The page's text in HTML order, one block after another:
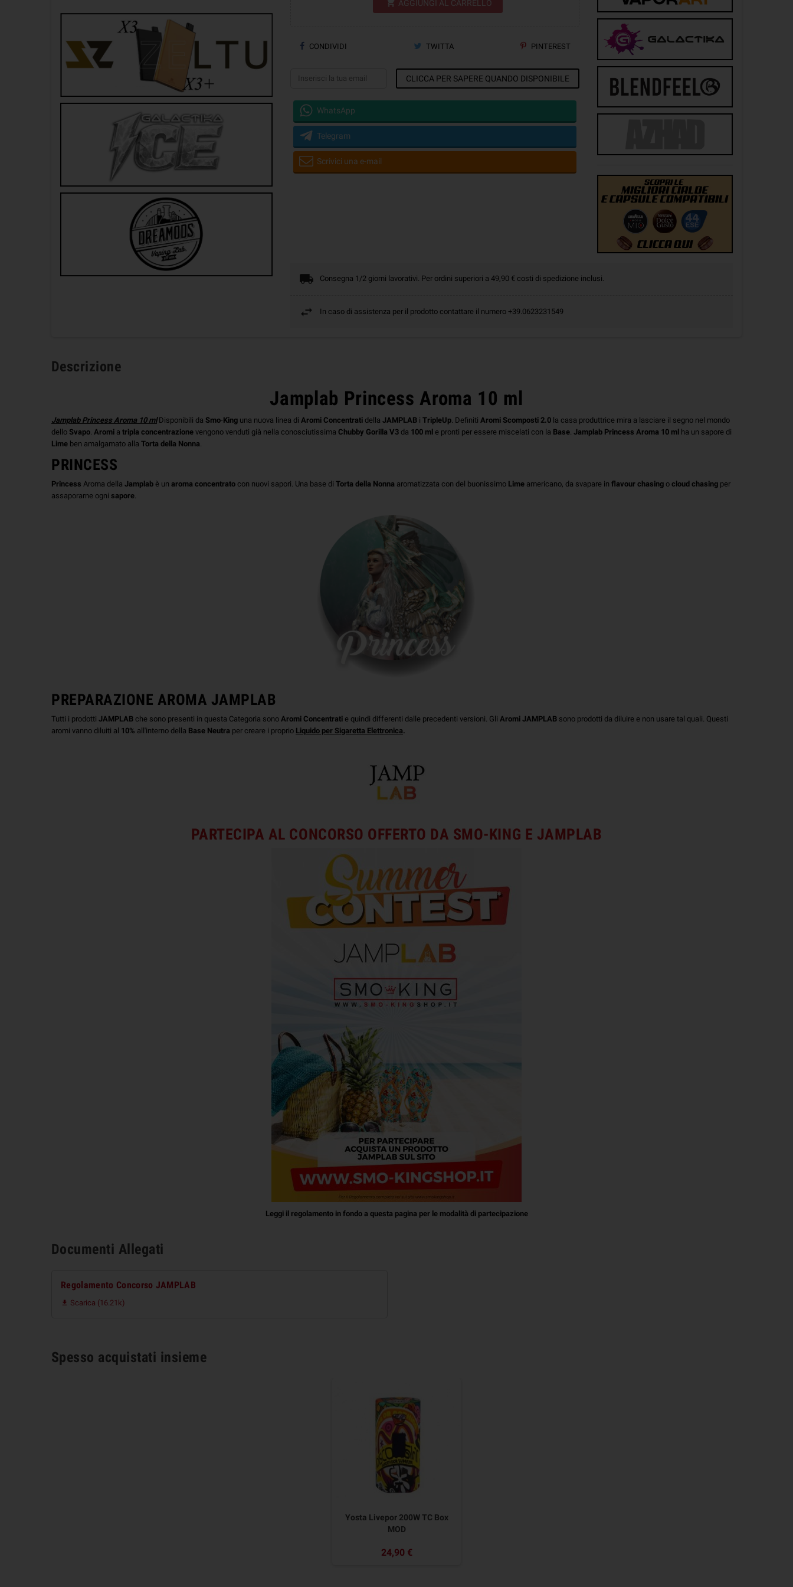
shopping_cart AGGIUNGI AL CARRELLO
CONDIVIDI TWITTA PINTEREST
CLICCA PER SAPERE QUANDO DISPONIBILE
WhatsApp
Telegram
Scrivici una e-mail
Consegna 1/2 giorni lavorativi. Per ordini superiori a 49,90 € costi di spedizione inclusi.
In caso di assistenza per il prodotto contattare il numero +39.0623231549
Descrizione
Jamplab Princess Aroma 10 ml
Jamplab Princess Aroma 10 mlDisponibili da Smo-King una nuova linea di Aromi Concentrati della JAMPLAB i TripleUp . Definiti Aromi Scomposti 2.0 la casa produttrice mira a lasciare il segno nel mondo
dello Svapo Aromi a tripla concentrazione vengono venduti già nella conosciutissima Chubby Gorilla V3 da 100 ml e pronti per essere miscelati con la Base Jamplab Princess Aroma 10 ml ha un sapore di
Lime ben amalgamato alla Torta della Nonna
PRINCESS
Princess Aroma della Jamplab è un aroma concentrato con nuovi sapori. Una base di Torta della Nonna aromatizzata con del buonissimo Lime americano , da svapare in flavour chasing o cloud chasing per
assaporarne ogni sapore
PREPARAZIONE AROMA JAMPLAB
Tutti i prodotti JAMPLAB che sono presenti in questa Categoria sono Aromi Concentrati e quindi differenti dalle precedenti versioni. Gli Aromi JAMPLAB sono prodotti da diluire e non usare tal quali. Questi
aromi vanno diluiti al 10% all'interno della Base Neutra per creare i proprio Liquido per Sigaretta Elettronica.
PARTECIPA AL CONCORSO OFFERTO DA SMO-KING E JAMPLAB
Leggi il regolamento in fondo a questa pagina per le modalità di partecipazione
Documenti Allegati
Regolamento Concorso JAMPLAB
 Scarica (16.21k)
Spesso acquistati insieme
Yosta Livepor 200W TC Box
MOD
24,90 €